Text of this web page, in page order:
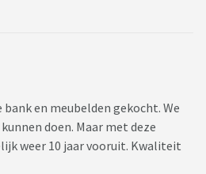
bank en meubelden gekocht. We
doen. Maar met deze
weer 10 jaar vooruit. Kwaliteit